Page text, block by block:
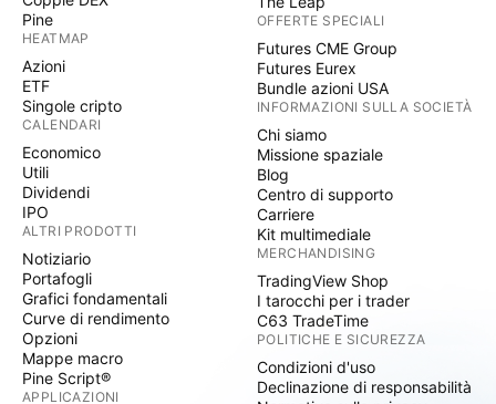
Pine
HEATMAP
Azioni
ETF
Singole cripto
CALENDARI
Economico
Utili
Dividendi
IPO
ALTRI PRODOTTI
Notiziario
Portafogli
Grafici fondamentali
Curve di rendimento
Opzioni
Mappe macro
Pine Script®
APPLICAZIONI
OFFERTE SPECIALI
Futures CME Group
Futures Eurex
Bundle azioni USA
INFORMAZIONI SULLA SOCIETÀ
Chi siamo
Missione spaziale
Blog
Centro di supporto
Carriere
Kit multimediale
MERCHANDISING
TradingView Shop
I tarocchi per i trader
C63 TradeTime
POLITICHE E SICUREZZA
Condizioni d'uso
Declinazione di responsabilità